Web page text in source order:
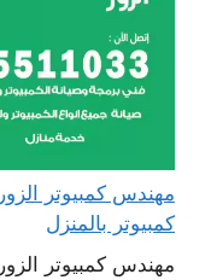
كمبيوتر بالمنزل
مهندس كمبيوتر